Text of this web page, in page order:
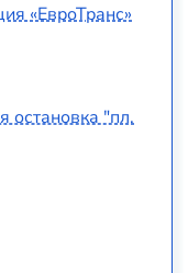
«ЕвроТранс»
остановка "пл.